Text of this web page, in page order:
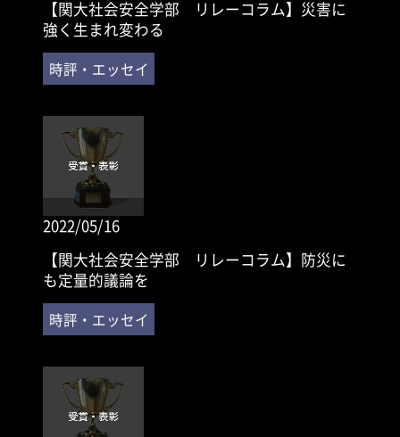
【関大社会安全学部 リレーコラム】災害に
強く生まれ変わる
2022/05/16
【関大社会安全学部 リレーコラム】防災に
も定量的議論を